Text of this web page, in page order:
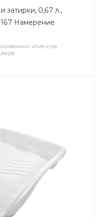
затирки, 0,67 л.,
Намерение
клиентов.